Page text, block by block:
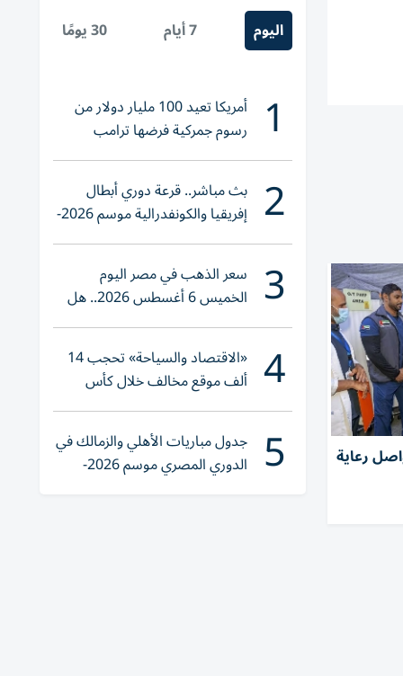
رعاية
اليوم 7 أيام 30 يومًا
1 أمريكا تعيد 100 مليار دولار من
رسوم جمركية فرضها ترامب
2 بث مباشر.. قرعة دوري أبطال
إفريقيا والكونفدرالية موسم 2026-
2027
3 سعر الذهب في مصر اليوم
الخميس 6 أغسطس 2026.. هل
تنوي الشراء؟
4 «الاقتصاد والسياحة» تحجب 14
ألف موقع مخالف خلال كأس
العالم 2026
5 جدول مباريات الأهلي والزمالك في
الدوري المصري موسم 2026-